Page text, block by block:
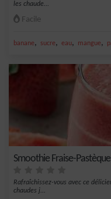
les chaude...
Facile
banane, sucre, eau, mangue,
Smoothie Fraise-Pastèque
Rafraîchissez-vous avec ce
chaudes j...